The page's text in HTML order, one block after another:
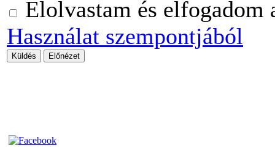
Elolvastam és
Használat szempontjából
Küldés Előnézet